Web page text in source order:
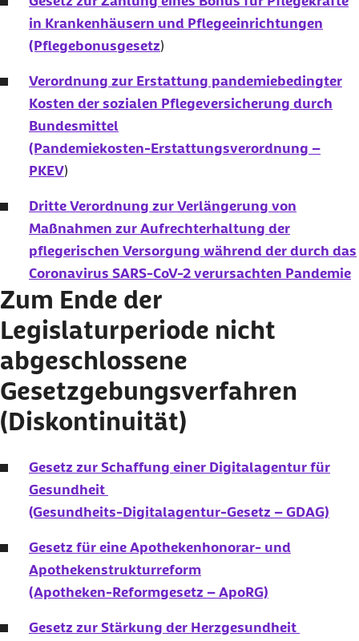
in Krankenhäusern und Pflegeeinrichtungen
(Pflegebonusgesetz)
Verordnung zur Erstattung pandemiebedingter
Kosten der sozialen Pflegeversicherung durch
Bundesmittel
(Pandemiekosten-Erstattungsverordnung –
PKEV)
Dritte Verordnung zur Verlängerung von
Maßnahmen zur Aufrechterhaltung der
pflegerischen Versorgung während der durch das
Coronavirus SARS-CoV-2 verursachten Pandemie
Zum Ende der
Legislaturperiode nicht
abgeschlossene
Gesetzgebungsverfahren
(Diskontinuität)
Gesetz zur Schaffung einer Digitalagentur für
Gesundheit
(Gesundheits-Digitalagentur-Gesetz – GDAG)
Gesetz für eine Apothekenhonorar- und
Apothekenstrukturreform
(Apotheken-Reformgesetz – ApoRG)
Gesetz zur Stärkung der Herzgesundheit